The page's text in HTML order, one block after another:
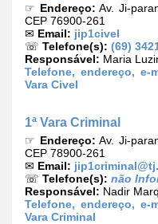
☞ Endereço: Av. Ji-
CEP 76900-261
✉ Email: jip1civel
☏ Telefone(s): (69)
Responsável: Maria
Telefone, endereço,
Vara Civel
1ª Vara Criminal
☞ Endereço: Av. Ji-
CEP 78900-261
✉ Email:
☏ Telefone(s): não
Responsável: Nadir
Telefone, endereço,
Vara Criminal